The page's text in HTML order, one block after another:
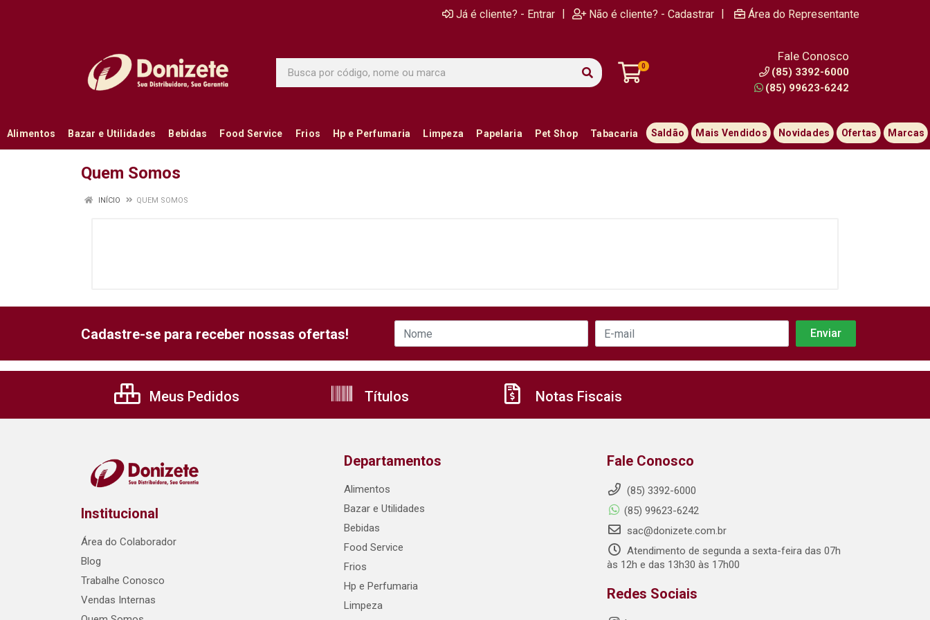
Já é cliente? - Entrar | Não é cliente? - Cadastrar | Área do Representante
0
Fale Conosco
(85) 3392-6000
(85) 99623-6242
Alimentos Bazar e Utilidades Bebidas Food Service Frios Hp e Perfumaria Limpeza Papelaria Pet Shop Tabacaria Saldão Mais Vendidos Novidades Ofertas Marcas
Quem Somos
INÍCIO QUEM SOMOS
Cadastre-se para receber nossas ofertas!
Meus Pedidos Títulos Notas Fiscais
Institucional
Área do Colaborador
Blog
Trabalhe Conosco
Vendas Internas
Departamentos
Alimentos
Bazar e Utilidades
Bebidas
Food Service
Frios
Hp e Perfumaria
Limpeza
Fale Conosco
(85) 3392-6000
(85) 99623-6242
sac@donizete.com.br
Atendimento de segunda a sexta-feira das 07h
às 12h e das 13h30 às 17h00
Redes Sociais